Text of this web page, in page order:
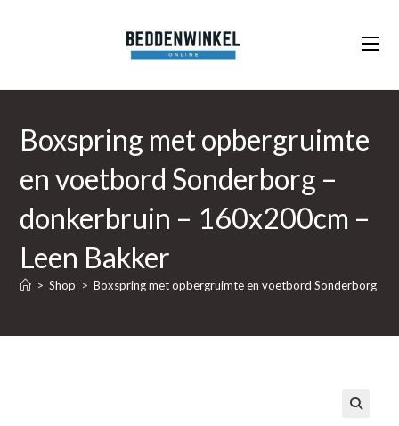
Boxspring met opbergruimte
en voetbord Sonderborg –
donkerbruin – 160x200cm –
Leen Bakker
> Shop > Boxspring met opbergruimte en voetbord Sonderborg –